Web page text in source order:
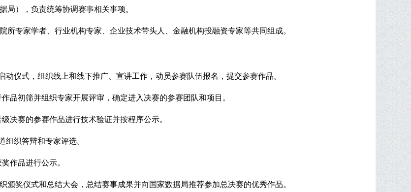
局），负责统筹协调赛事相关事项。
所专家学者、行业机构专家、企业技术带头人、金融机构投融资专家等共同组成。
动仪式，组织线上和线下推广、宣讲工作，动员参赛队伍报名，提交参赛作品。
品初筛并组织专家开展评审，确定进入决赛的参赛团队和项目。
决赛的参赛作品进行技术验证并按程序公示。
组织答辩和专家评选。
作品进行公示。
颁奖仪式和总结大会，总结赛事成果并向国家数据局推荐参加总决赛的优秀作品。